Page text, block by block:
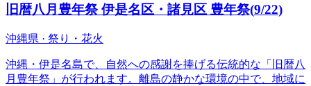
旧暦八月豊年祭 伊是名区・諸見区 豊年祭(9/22)
沖縄県 · 祭り・花火
沖縄・伊是名島で、自然への感謝を捧げる伝統的な「旧暦八
月豊年祭」が行われます。離島の静かな環境の中で、地域に